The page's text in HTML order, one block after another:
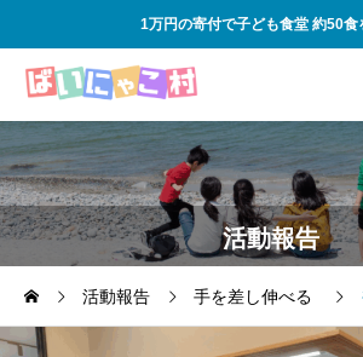
1万円の寄付で子ども食堂 約50食
活動報告
活動報告 手を差し伸べる